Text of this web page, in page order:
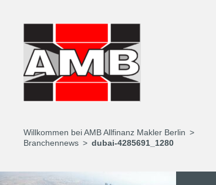
Willkommen bei AMB Allfinanz Makler Berlin
Branchennews
dubai-4285691_1280